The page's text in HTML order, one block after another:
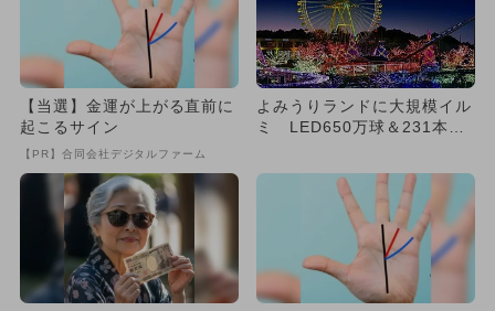
【当選】金運が上がる直前に
起こるサイン
【PR】合同会社デジタルファーム
よみうりランドに大規模イル
ミ LED650万球＆231本噴